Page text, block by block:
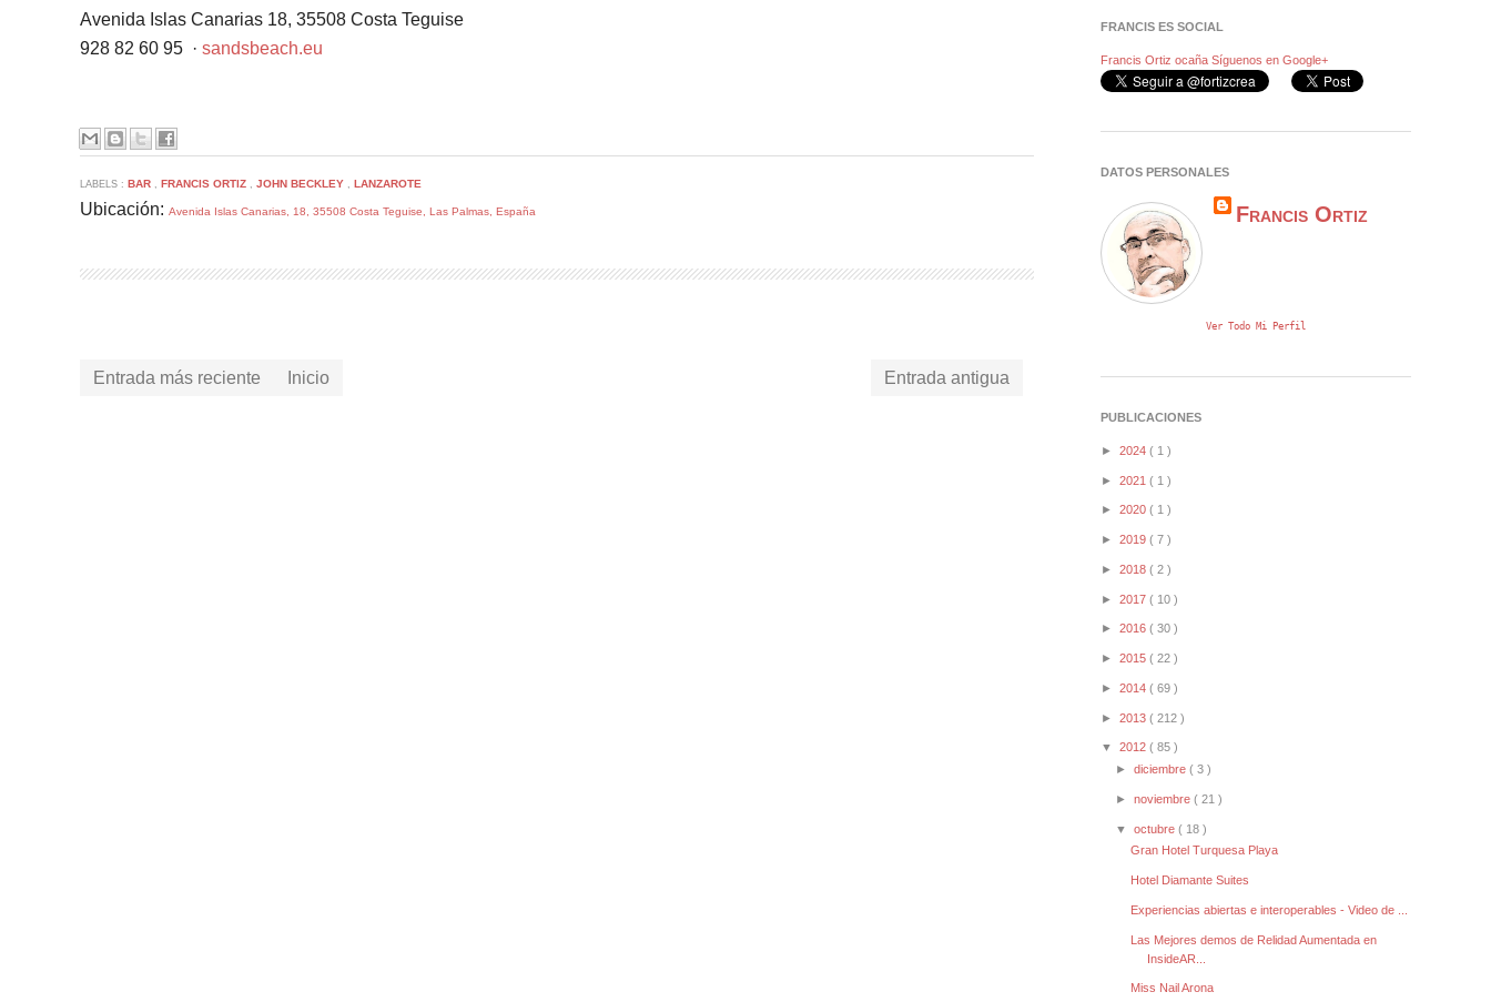
Avenida Islas Canarias 18, 35508 Costa Teguise
928 82 60 95 · sandsbeach.eu
LABELS : BAR , FRANCIS ORTIZ , JOHN BECKLEY , LANZAROTE
Ubicación: Avenida Islas Canarias, 18, 35508 Costa Teguise, Las Palmas, España
Entrada más reciente Entrada antigua
Inicio
FRANCIS ES SOCIAL
Francis Ortiz ocaña Síguenos en Google+
DATOS PERSONALES
Francis Ortiz
Ver Todo Mi Perfil
PUBLICACIONES
► 2024 ( 1 )
► 2021 ( 1 )
► 2020 ( 1 )
► 2019 ( 7 )
► 2018 ( 2 )
► 2017 ( 10 )
► 2016 ( 30 )
► 2015 ( 22 )
► 2014 ( 69 )
► 2013 ( 212 )
▼ 2012 ( 85 )
►diciembre( 3 )
►noviembre( 21 )
▼octubre( 18 )
Gran Hotel Turquesa Playa
Hotel Diamante Suites
Experiencias abiertas e interoperables - Video de ...
Las Mejores demos de Relidad Aumentada en
InsideAR...
Miss Nail Arona